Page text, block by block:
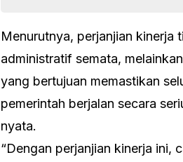
Menurutnya, perjanjian kinerja
administratif semata,
yang bertujuan memastikan
pemerintah berjalan secara
nyata.
“Dengan perjanjian kinerja ini,